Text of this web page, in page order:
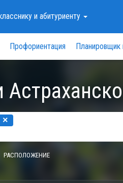
и абитуриенту
Профориентация Планировщик
×
РАСПОЛОЖЕНИЕ